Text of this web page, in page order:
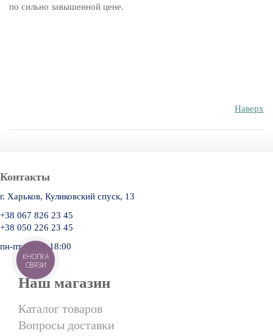
по сильно завышенной цене.
Наверх
Наш магазин
Каталог товаров
Вопросы доставки
Контакты
г. Харьков, Куликовский спуск, 13
+38 067 826 23 45
+38 050 226 23 45
пн-пт / 9:00-18:00
КНОПКА
СВЯЗИ